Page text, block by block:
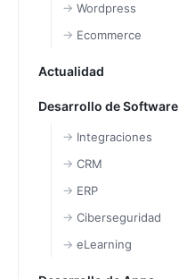
Wordpress
Ecommerce
Actualidad
Desarrollo de Software
Integraciones
CRM
ERP
Ciberseguridad
eLearning